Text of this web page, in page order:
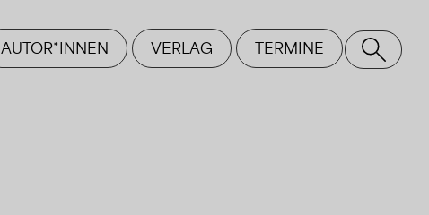
AUTOR*INNEN VERLAG TERMINE SE